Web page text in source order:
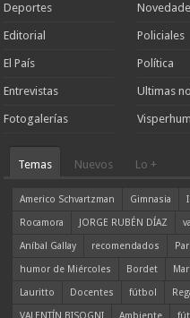
Deportes
Editorial
El País
Entrevistas
Fotogalerías
Policiales
Política
Ultimas
Temas Nuevos Lo +
Americo Schvartzman Gimnasia
Rocamora
JORGE RUBÉN DÍAZ
Aníbal Gallay
recomendados
humor de Miércoles
Bordet
Lauritto
Docentes fútbol